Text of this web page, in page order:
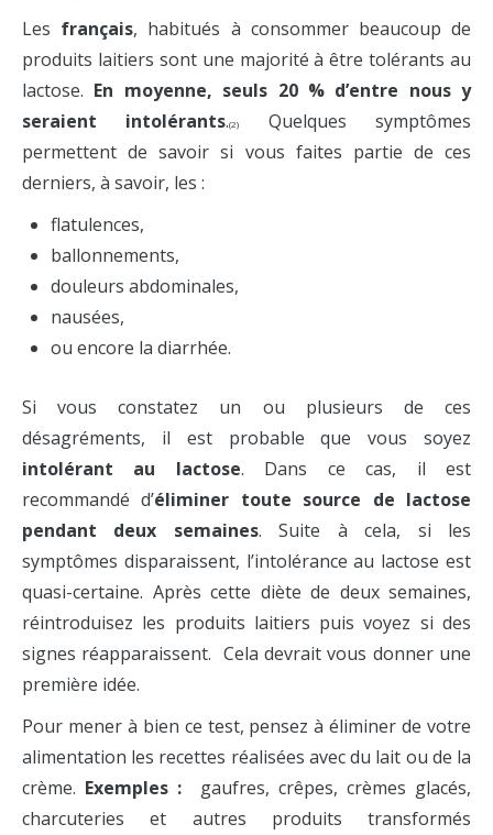
Les français, habitués à consommer beaucoup de
produits laitiers sont une majorité à être tolérants au
lactose. En moyenne, seuls 20 % d’entre nous y
seraient intolérants.(2)
Quelques symptômes
permettent de savoir si vous faites partie de ces
derniers, à savoir, les :
flatulences,
ballonnements,
douleurs abdominales,
nausées,
ou encore la diarrhée.
Si vous constatez un ou plusieurs de ces
désagréments, il est probable que vous soyez
intolérant au lactose. Dans ce cas, il est
recommandé d’éliminer toute source de lactose
pendant deux semaines. Suite à cela, si les
symptômes disparaissent, l’intolérance au lactose est
quasi-certaine. Après cette diète de deux semaines,
réintroduisez les produits laitiers puis voyez si des
signes réapparaissent. Cela devrait vous donner une
première idée.
Pour mener à bien ce test, pensez à éliminer de votre
alimentation les recettes réalisées avec du lait ou de la
crème. Exemples :
gaufres, crêpes, crèmes glacés,
charcuteries et autres produits transformés